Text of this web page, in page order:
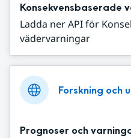
Konsekvensbaserade
Ladda ner API för
vädervarningar
Forskning och
Prognoser och